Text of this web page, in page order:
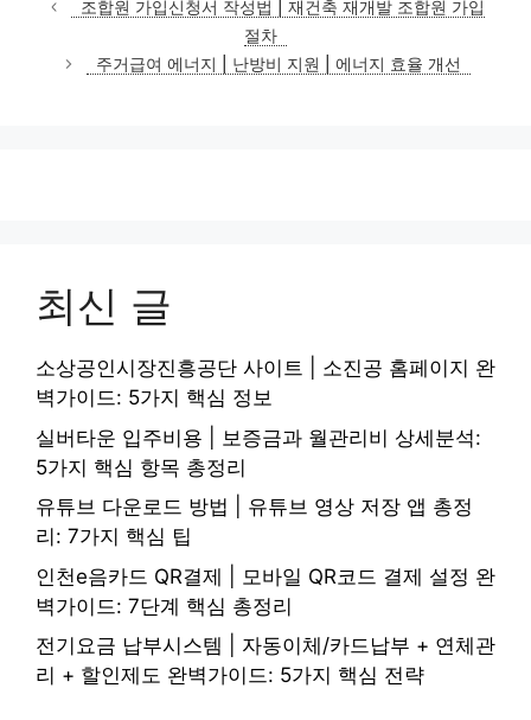
고
리
조합원 가입신청서 작성법 | 재건축 재개발 조합원 가입
절차
주거급여 에너지 | 난방비 지원 | 에너지 효율 개선
최신 글
소상공인시장진흥공단 사이트 | 소진공 홈페이지 완
벽가이드: 5가지 핵심 정보
실버타운 입주비용 | 보증금과 월관리비 상세분석:
5가지 핵심 항목 총정리
유튜브 다운로드 방법 | 유튜브 영상 저장 앱 총정
리: 7가지 핵심 팁
인천e음카드 QR결제 | 모바일 QR코드 결제 설정 완
벽가이드: 7단계 핵심 총정리
전기요금 납부시스템 | 자동이체/카드납부 + 연체관
리 + 할인제도 완벽가이드: 5가지 핵심 전략